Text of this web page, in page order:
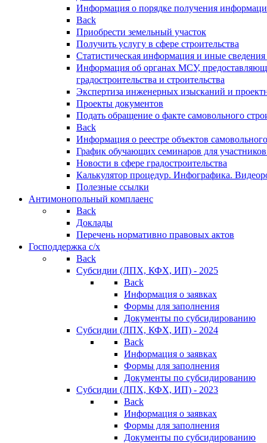
Информация о порядке получения
Back
Приобрести земельный участок
Получить услугу в сфере строительства
Статистическая информация и иные сведения
Информация об органах МСУ,
градостроительства и строительства
Экспертиза инженерных изысканий и
Проекты документов
Подать обращение о факте самовольного
Back
Информация о реестре объектов
График обучающих семинаров для участников
Новости в сфере градостроительства
Калькулятор процедур. Инфографика.
Полезные ссылки
Антимонопольный комплаенс
Back
Доклады
Перечень нормативно правовых актов
Господдержка с/х
Back
Субсидии (ЛПХ, КФХ, ИП) - 2025
Back
Информация о заявках
Формы для заполнения
Документы по субсидированию
Субсидии (ЛПХ, КФХ, ИП) - 2024
Back
Информация о заявках
Формы для заполнения
Документы по субсидированию
Субсидии (ЛПХ, КФХ, ИП) - 2023
Back
Информация о заявках
Формы для заполнения
Документы по субсидированию